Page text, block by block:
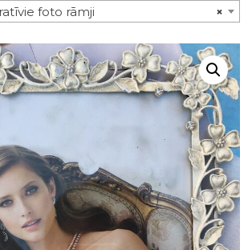
×
foto rāmji